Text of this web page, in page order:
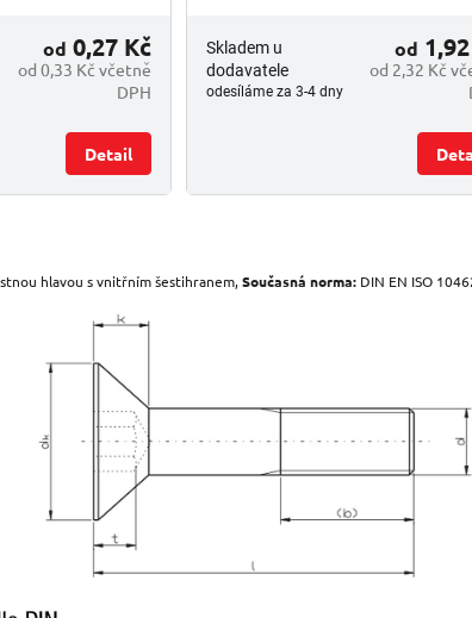
od 0,33 Kč včetně
DPH
od 0,27 Kč
Detail
Skladem u
dodavatele
odesíláme za 3-4 dny
od 2,32 Kč
od
l
p
r
k
y
v
p
hlavou s vnitřním šestihranem,Současná norma: DIN EN ISO